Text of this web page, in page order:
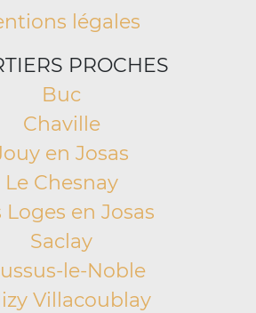
légales
PROCHES
Buc
Chaville
en Josas
Le Chesnay
Loges en Josas
Saclay
le-Noble
Villacoublay